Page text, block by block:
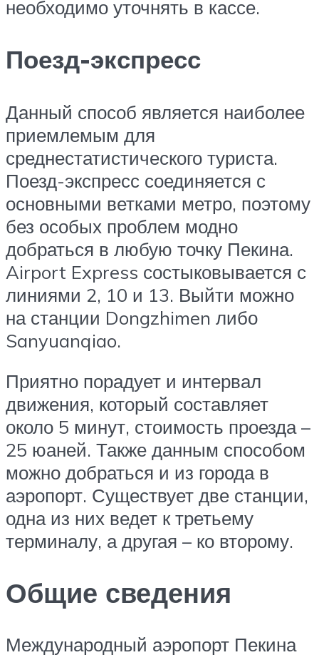
необходимо уточнять в кассе.
Поезд-экспресс
Данный способ является наиболее
приемлемым для
среднестатистического туриста.
Поезд-экспресс соединяется с
основными ветками метро, поэтому
без особых проблем модно
добраться в любую точку Пекина.
Airport Express состыковывается с
линиями 2, 10 и 13. Выйти можно
на станции Dongzhimen либо
Sanyuanqiao.
Приятно порадует и интервал
движения, который составляет
около 5 минут, стоимость проезда –
25 юаней. Также данным способом
можно добраться и из города в
аэропорт. Существует две станции,
одна из них ведет к третьему
терминалу, а другая – ко второму.
Общие сведения
Международный аэропорт Пекина